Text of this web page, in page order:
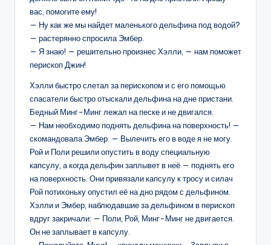
вас, помогите ему!
— Ну как же мы найдет маленького дельфина под водой?
— растерянно спросила Эмбер.
— Я знаю! — решительно произнес Хэлли, — нам поможет
перископ Джин!
Хэлли быстро слетал за перископом и с его помощью
спасатели быстро отыскали дельфина на дне пристани.
Бедный Минг-Минг лежал на песке и не двигался.
— Нам необходимо поднять дельфина на поверхность! —
скомандовала Эмбер. — Вылечить его в воде я не могу.
Рой и Поли решили опустить в воду специальную
капсулу, а когда дельфин заплывет в неё — поднять его
на поверхность. Они привязали капсулу к тросу и силач
Рой потихоньку опустил её на дно рядом с дельфином.
Хэлли и Эмбер, наблюдавшие за дельфином в перископ
вдруг закричали: — Поли, Рой, Минг-Минг не двигается.
Он не заплывает в капсулу.